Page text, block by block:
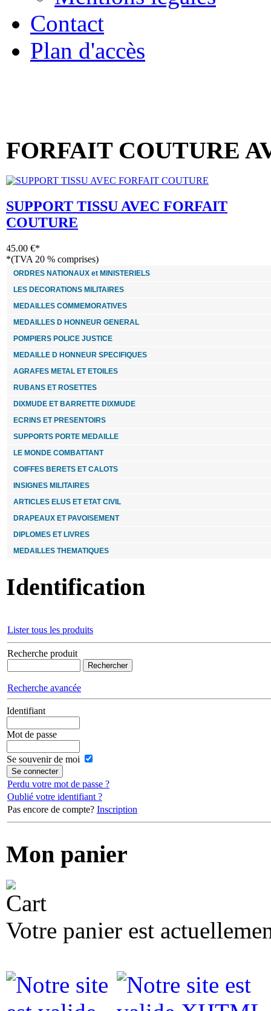
Contact
Plan d'accès
FORFAIT COUTURE
SUPPORT TISSU AVEC FORFAIT
COUTURE
45.00 €*
*(TVA 20 % comprises)
ORDRES NATIONAUX et MINISTERIELS
LES DECORATIONS MILITAIRES
MEDAILLES COMMEMORATIVES
MEDAILLES D HONNEUR GENERAL
POMPIERS POLICE JUSTICE
MEDAILLE D HONNEUR SPECIFIQUES
AGRAFES METAL ET ETOILES
RUBANS ET ROSETTES
DIXMUDE ET BARRETTE DIXMUDE
ECRINS ET PRESENTOIRS
SUPPORTS PORTE MEDAILLE
LE MONDE COMBATTANT
COIFFES BERETS ET CALOTS
INSIGNES MILITAIRES
ARTICLES ELUS ET ETAT CIVIL
DRAPEAUX ET PAVOISEMENT
DIPLOMES ET LIVRES
MEDAILLES THEMATIQUES
Identification
Lister tous les produits
Recherche produit
Recherche avancée
Identifiant
Mot de passe
Se souvenir de moi
Perdu votre mot de passe ?
Oublié votre identifiant ?
Pas encore de compte? Inscription
Mon panier
Votre panier est